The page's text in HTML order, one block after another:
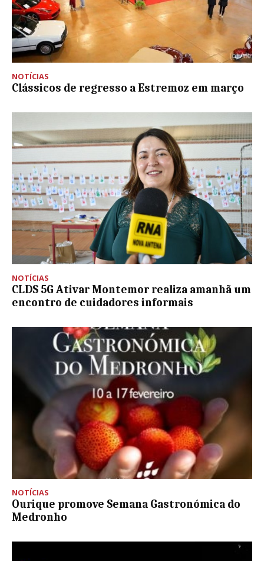
NOTÍCIAS
Clássicos de regresso a Estremoz em março
NOTÍCIAS
CLDS 5G Ativar Montemor realiza amanhã um
encontro de cuidadores informais
NOTÍCIAS
Ourique promove Semana Gastronómica do
Medronho